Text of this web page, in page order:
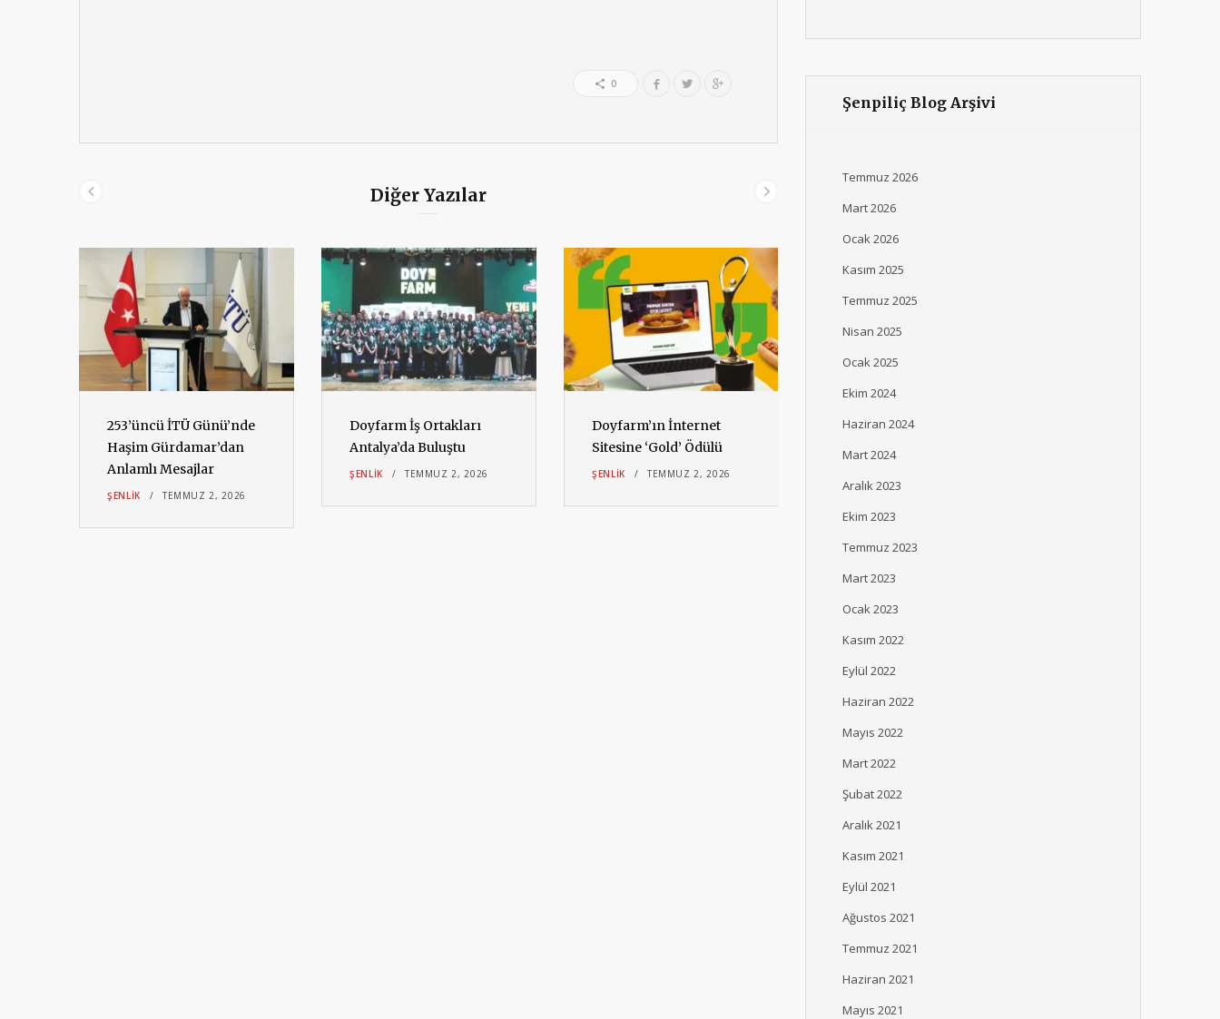
0
Diğer Yazılar
253’üncü İTÜ Günü’nde
Haşim Gürdamar’dan
Anlamlı Mesajlar
ŞENLIK TEMMUZ 2, 2026
Doyfarm İş Ortakları
Antalya’da Buluştu
ŞENLIK TEMMUZ 2, 2026
Doyfarm’ın İnternet
Sitesine ‘Gold’ Ödülü
ŞENLIK TEMMUZ 2, 2026
İpek Üstündağ Robert
Kolej 2026 Mezuniyet
Seslendi
ŞENLIK TEMMUZ 2, 2026
Şenpiliç Blog Arşivi
Temmuz 2026
Mart 2026
Ocak 2026
Kasım 2025
Temmuz 2025
Nisan 2025
Ocak 2025
Ekim 2024
Haziran 2024
Mart 2024
Aralık 2023
Ekim 2023
Temmuz 2023
Mart 2023
Ocak 2023
Kasım 2022
Eylül 2022
Haziran 2022
Mayıs 2022
Mart 2022
Şubat 2022
Aralık 2021
Kasım 2021
Eylül 2021
Ağustos 2021
Temmuz 2021
Haziran 2021
Mayıs 2021